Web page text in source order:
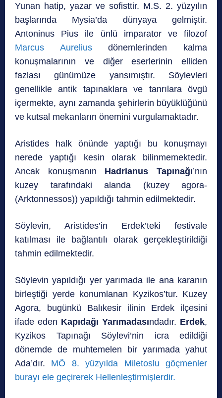
Yunan hatip, yazar ve sofisttir. M.S. 2. yüzyılın
başlarında Mysia’da dünyaya gelmiştir.
Antoninus Pius ile ünlü imparator ve filozof
Marcus Aureliusdönemlerinden kalma
konuşmalarının ve diğer eserlerinin elliden
fazlası günümüze yansımıştır. Söylevleri
genellikle antik tapınaklara ve tanrılara övgü
içermekte, aynı zamanda şehirlerin büyüklüğünü
ve kutsal mekanların önemini vurgulamaktadır.
Aristides halk önünde yaptığı bu konuşmayı
nerede yaptığı kesin olarak bilinmemektedir.
Ancak konuşmanın Hadrianus Tapınağı’nın
kuzey tarafındaki alanda (kuzey agora-
(Arktonnessos)) yapıldığı tahmin edilmektedir.
Söylevin, Aristides’in Erdek’teki festivale
katılması ile bağlantılı olarak gerçekleştirildiği
tahmin edilmektedir.
Söylevin yapıldığı yer yarımada ile ana karanın
birleştiği yerde konumlanan Kyzikos’tur. Kuzey
Agora, bugünkü Balıkesir ilinin Erdek ilçesini
ifade eden Kapıdağı Yarımadasındadır. Erdek,
Kyzikos Tapınağı Söylevi’nin icra edildiği
dönemde de muhtemelen bir yarımada yahut
Ada’dır. MÖ 8. yüzyılda Miletoslu göçmenler
burayı ele geçirerek Hellenleştirmişlerdir.